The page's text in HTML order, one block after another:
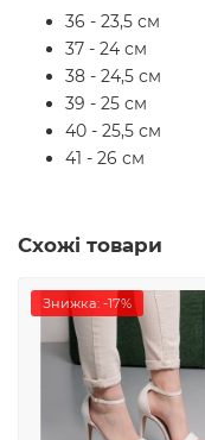
36 - 23,5 см
37 - 24 см
38 - 24,5 см
39 - 25 см
40 - 25,5 см
41 - 26 см
Схожі товари
Знижка: -17%